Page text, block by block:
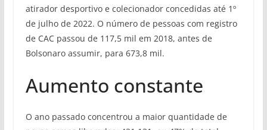
atirador desportivo e colecionador concedidas até 1º
de julho de 2022. O número de pessoas com registro
de CAC passou de 117,5 mil em 2018, antes de
Bolsonaro assumir, para 673,8 mil.
Aumento constante
O ano passado concentrou a maior quantidade de